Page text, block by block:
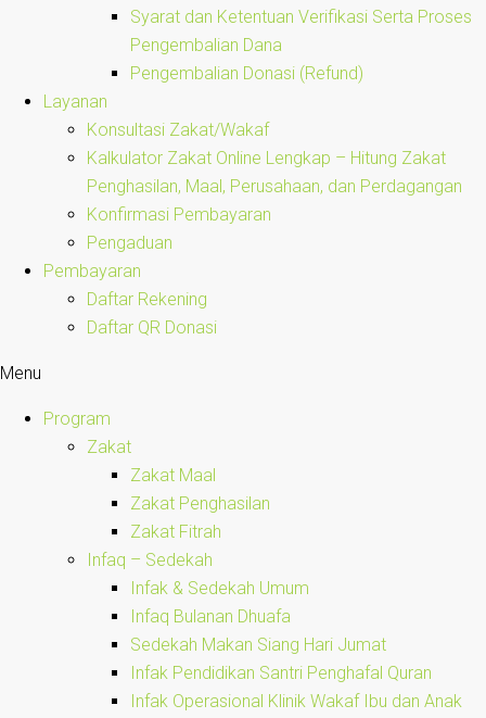
Syarat dan Ketentuan Verifikasi Serta Proses
Pengembalian Dana
Pengembalian Donasi (Refund)
Layanan
Konsultasi Zakat/Wakaf
Kalkulator Zakat Online Lengkap – Hitung Zakat
Penghasilan, Maal, Perusahaan, dan Perdagangan
Konfirmasi Pembayaran
Pengaduan
Pembayaran
Daftar Rekening
Daftar QR Donasi
Menu
Program
Zakat
Zakat Maal
Zakat Penghasilan
Zakat Fitrah
Infaq – Sedekah
Infak & Sedekah Umum
Infaq Bulanan Dhuafa
Sedekah Makan Siang Hari Jumat
Infak Pendidikan Santri Penghafal Quran
Infak Operasional Klinik Wakaf Ibu dan Anak